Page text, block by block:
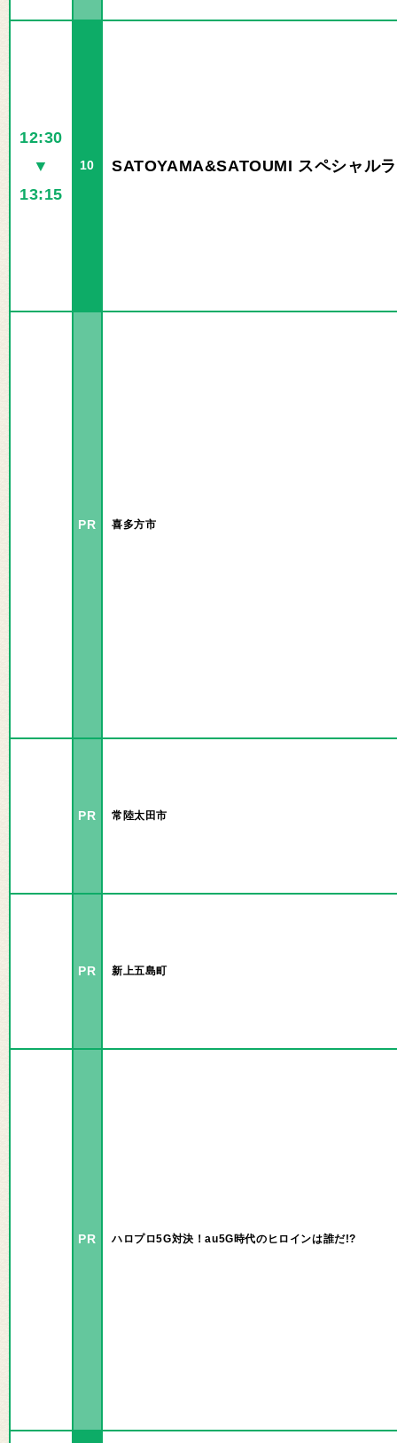
12:30
▼
13:15
10 SATOYAMA&SATOUMI スペシャル
PR 喜多方市
PR 常陸太田市
PR 新上五島町
PR ハロプロ5G対決！au5G時代のヒロインは誰だ!?